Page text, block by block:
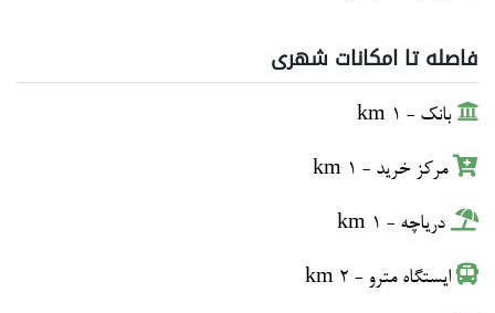
فاصله تا امکانات شهری
بانک - 1 km
مرکز خرید - 1 km
دریاچه - 1 km
ایستگاه مترو - 2 km